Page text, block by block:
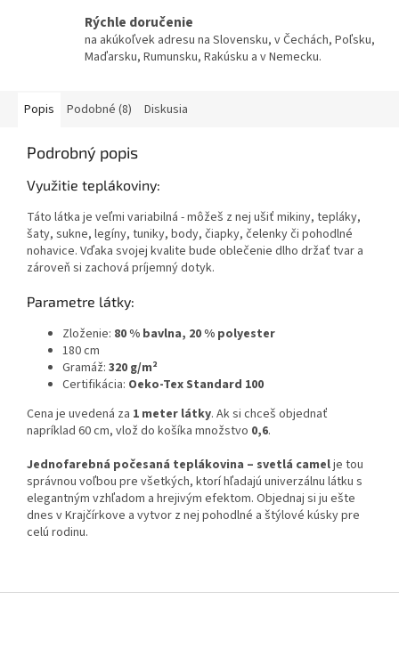
Rýchle doručenie
na akúkoľvek adresu na Slovensku, v Čechách, Poľsku,
Maďarsku, Rumunsku, Rakúsku a v Nemecku.
Popis Podobné (8) Diskusia
Podrobný popis
Využitie teplákoviny:
Táto látka je veľmi variabilná - môžeš z nej ušiť mikiny, tepláky,
šaty, sukne, legíny, tuniky, body, čiapky, čelenky či pohodlné
nohavice. Vďaka svojej kvalite bude oblečenie dlho držať tvar a
zároveň si zachová príjemný dotyk.
Parametre látky:
Zloženie: 80 % bavlna, 20 % polyester
180 cm
Gramáž: 320 g/m²
Certifikácia: Oeko-Tex Standard 100
Cena je uvedená za 1 meter látky. Ak si chceš objednať
napríklad 60 cm, vlož do košíka množstvo 0,6.
Jednofarebná počesaná teplákovina – svetlá camelje tou
správnou voľbou pre všetkých, ktorí hľadajú univerzálnu látku s
elegantným vzhľadom a hrejivým efektom. Objednaj si ju ešte
dnes v Krajčírkove a vytvor z nej pohodlné a štýlové kúsky pre
celú rodinu.